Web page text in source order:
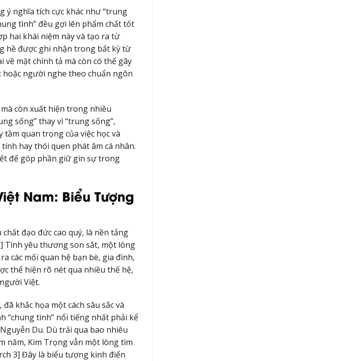
ý nghĩa tích cực khác như “trung
tình” đều gợi lên phẩm chất tốt
hai khái niệm này và tạo ra từ
hề được ghi nhận trong bất kỳ từ
về mặt chính tả mà còn có thể gây
người nghe theo chuẩn ngôn
còn xuất hiện trong nhiều
sống” thay vì “trung sống”,
tầm quan trọng của việc học và
hay thói quen phát âm cá nhân.
để góp phần giữ gìn sự trong
Nam: Biểu Tượng
đạo đức cao quý, là nền tảng
Tình yêu thương son sắt, một lòng
các mối quan hệ bạn bè, gia đình,
thể hiện rõ nét qua nhiều thế hệ,
Việt.
khắc họa một cách sâu sắc và
“chung tình” nổi tiếng nhất phải kể
Du. Dù trải qua bao nhiêu
năm, Kim Trọng vẫn một lòng tìm
3] Đây là biểu tượng kinh điển